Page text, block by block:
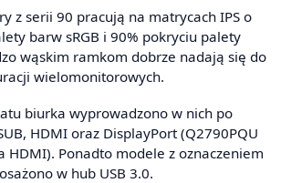
z serii 90 pracują na matrycach IPS o
barw sRGB i 90% pokryciu palety
wąskim ramkom dobrze nadają się do
wielomonitorowych.
biurka wyprowadzono w nich po
HDMI oraz DisplayPort (Q2790PQU
HDMI). Ponadto modele z oznaczeniem
w hub USB 3.0.